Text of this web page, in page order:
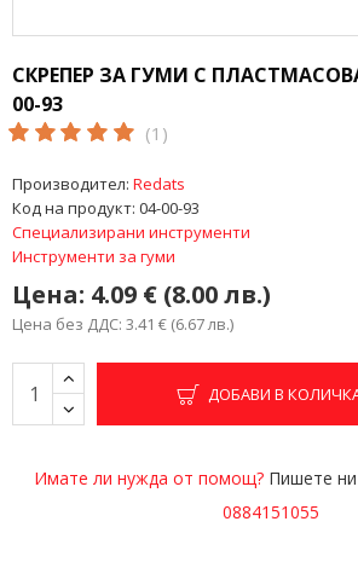
СКРЕПЕР ЗА ГУМИ С
00-93
(1)
Цена: 4.09 € (8.00 лв.)
Цена без ДДС: 3.41 € (6.67 лв.)
Производител: Redats
Код на продукт: 04-00-93
Специализирани инструменти
Инструменти за гуми
ДОБАВИ В
Имате ли нужда от помощ?Пишете ни
0884151055